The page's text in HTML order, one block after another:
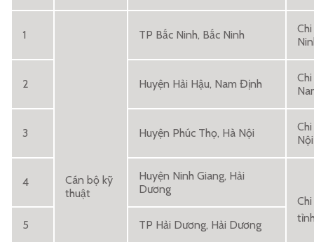
1
Cán bộ kỹ
thuật
TP Bắc Ninh, Bắc Ninh
2 Huyện Hải Hậu, Nam Định
3 Huyện Phúc Thọ, Hà Nội
Nội
4
Huyện Ninh Giang, Hải
Dương
5 TP Hải Dương, Hải Dương